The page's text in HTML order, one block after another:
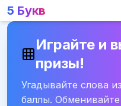
5 Букв
Играйте и
призы!
Угадывайте слова
баллы.